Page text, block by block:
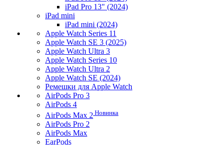
iPad Pro 13" (2024)
iPad mini
iPad mini (2024)
Apple Watch Series 11
Apple Watch SE 3 (2025)
Apple Watch Ultra 3
Apple Watch Series 10
Apple Watch Ultra 2
Apple Watch SE (2024)
Ремешки для Apple Watch
AirPods Pro 3
AirPods 4
AirPods Max 2 Новинка
AirPods Pro 2
AirPods Max
EarPods